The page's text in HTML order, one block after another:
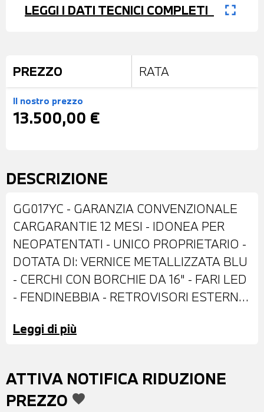
LEGGI I DATI TECNICI COMPLETI fullscreen
PREZZO RATA
Il nostro prezzo
13.500,00 €
DESCRIZIONE
GG017YC - GARANZIA CONVENZIONALE
CARGARANTIE 12 MESI - IDONEA PER
NEOPATENTATI - UNICO PROPRIETARIO -
DOTATA DI: VERNICE METALLIZZATA BLU
- CERCHI CON BORCHIE DA 16" - FARI LED
- FENDINEBBIA - RETROVISORI ESTERNI
SENSORI DI PARCHEGGIO POSTERIORI -
MULTIFUNZIONE - CRUISE CONTROL -
CAMBIO MANUALE - CONTROLLO
Leggi di più
ATTIVA NOTIFICA RIDUZIONE
PREZZO favorite